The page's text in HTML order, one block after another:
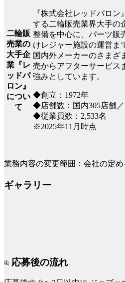
二輪販
売業の
大手企
業『レ
ッドバ
ロン』
につい
て
『株式会社レッドバロン
する二輪販売業界大手の
整備を中心に、パーツ販
けレジャー施設の運営ま
国内外メーカーのさまざ
売からアフターサービス
強みとしています。
◆創立：1972年
◆店舗数：国内305店舗
◆従業員数：2,533名
※2025年11月時点
業務内容の変更範囲：会社の定
ギャラリー
応募後の流れ